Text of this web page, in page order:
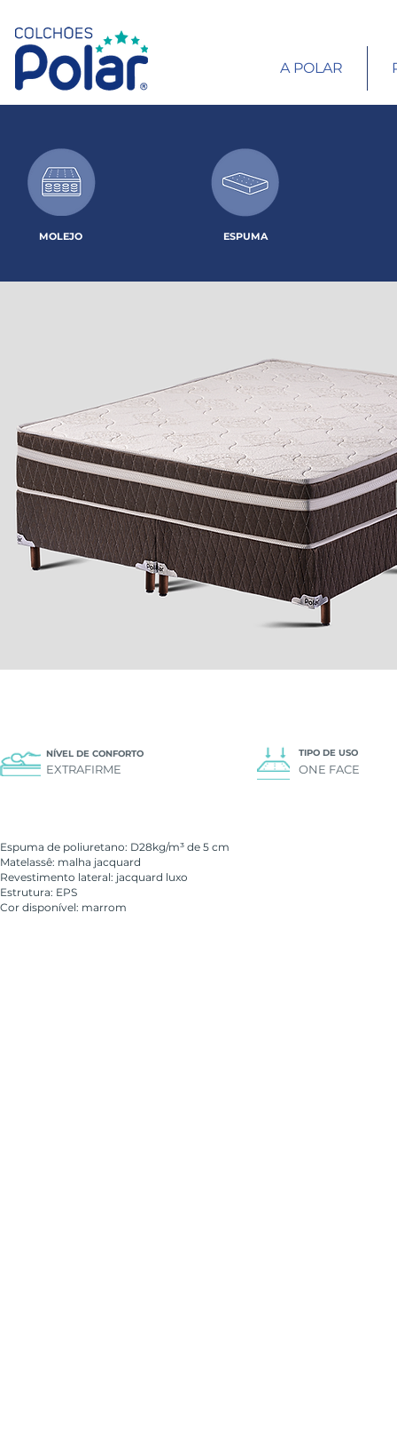
A POLAR
MOLEJO ESPUMA
NÍVEL DE CONFORTO
EXTRAFIRME
TIPO DE USO
ONE FACE
Espuma de poliuretano: D28kg/m³ de 5 cm
Matelassê: malha jacquard
Revestimento lateral: jacquard luxo
Estrutura: EPS
Cor disponível: marrom